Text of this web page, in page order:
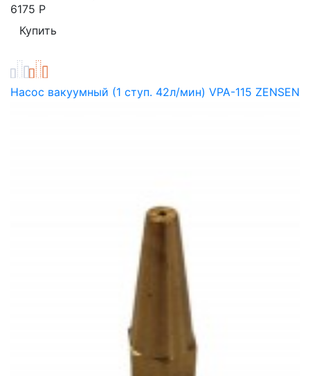
6175 Р
Насос вакуумный (1 ступ. 42л/мин) VPA-115 ZENSEN